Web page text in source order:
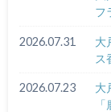
フ
2026.07.31
大
ス
2026.07.23
大